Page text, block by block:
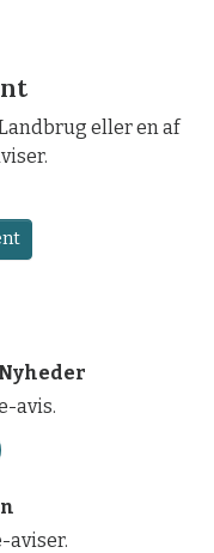
eller en af
avis.
aviser.